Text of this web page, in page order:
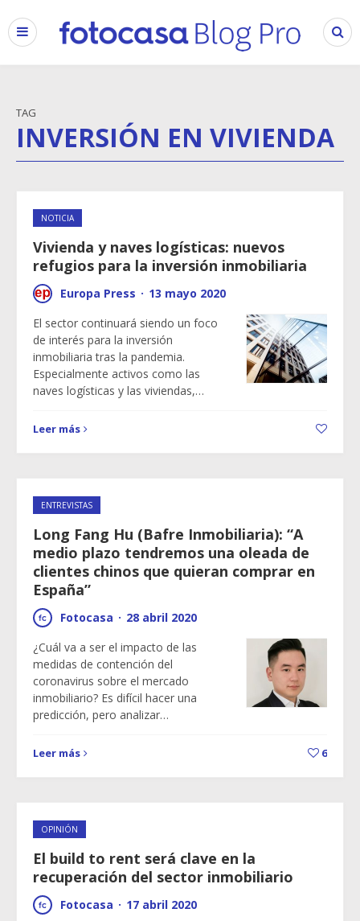
TAG
INVERSIÓN EN VIVIENDA
NOTICIA
Vivienda y naves logísticas: nuevos
refugios para la inversión inmobiliaria
Europa Press · 13 mayo 2020
El sector continuará siendo un foco
de interés para la inversión
inmobiliaria tras la pandemia.
Especialmente activos como las
naves logísticas y las viviendas,…
Leer más
ENTREVISTAS
Long Fang Hu (Bafre Inmobiliaria): “A
medio plazo tendremos una oleada de
clientes chinos que quieran comprar en
España”
Fotocasa · 28 abril 2020
¿Cuál va a ser el impacto de las
medidas de contención del
coronavirus sobre el mercado
inmobiliario? Es difícil hacer una
predicción, pero analizar…
Leer más 6
OPINIÓN
El build to rent será clave en la
recuperación del sector inmobiliario
Fotocasa · 17 abril 2020